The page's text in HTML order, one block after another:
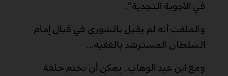
في الأجوبة النجدية”..
والملفت أنه لم يقبل بالشورى في قبال إمام
السلطان المسترشد بالفقيه…
ومع ابن عبد الوهاب.. يمكن أن نختم حلقة